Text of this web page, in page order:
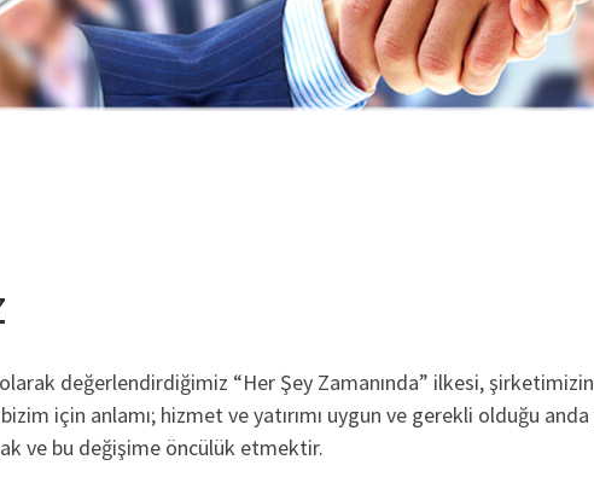
değerlendirdiğimiz “Her Şey Zamanında” ilkesi,
için anlamı; hizmet ve yatırımı uygun ve gerekli olduğu anda
ve bu değişime öncülük etmektir.